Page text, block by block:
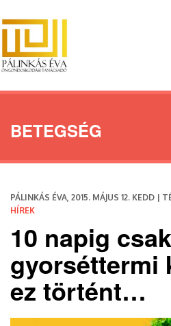
BETEGSÉG
PÁLINKÁS ÉVA, 2015. MÁJUS 12. KEDD |
HÍREK
10 napig csak
gyorséttermi
ez történt…